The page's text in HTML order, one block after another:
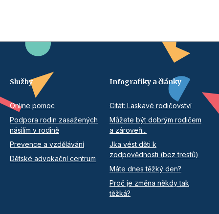
Služby
Online pomoc
Podpora rodin zasažených
násilím v rodině
Prevence a vzdělávání
Dětské advokační centrum
Infografiky a články
Citát: Laskavé rodičovství
Můžete být dobrým rodičem
a zároveň...
Jka vést děti k
zodpovědnosti (bez trestů)
Máte dnes těžký den?
Proč je změna někdy tak
těžká?